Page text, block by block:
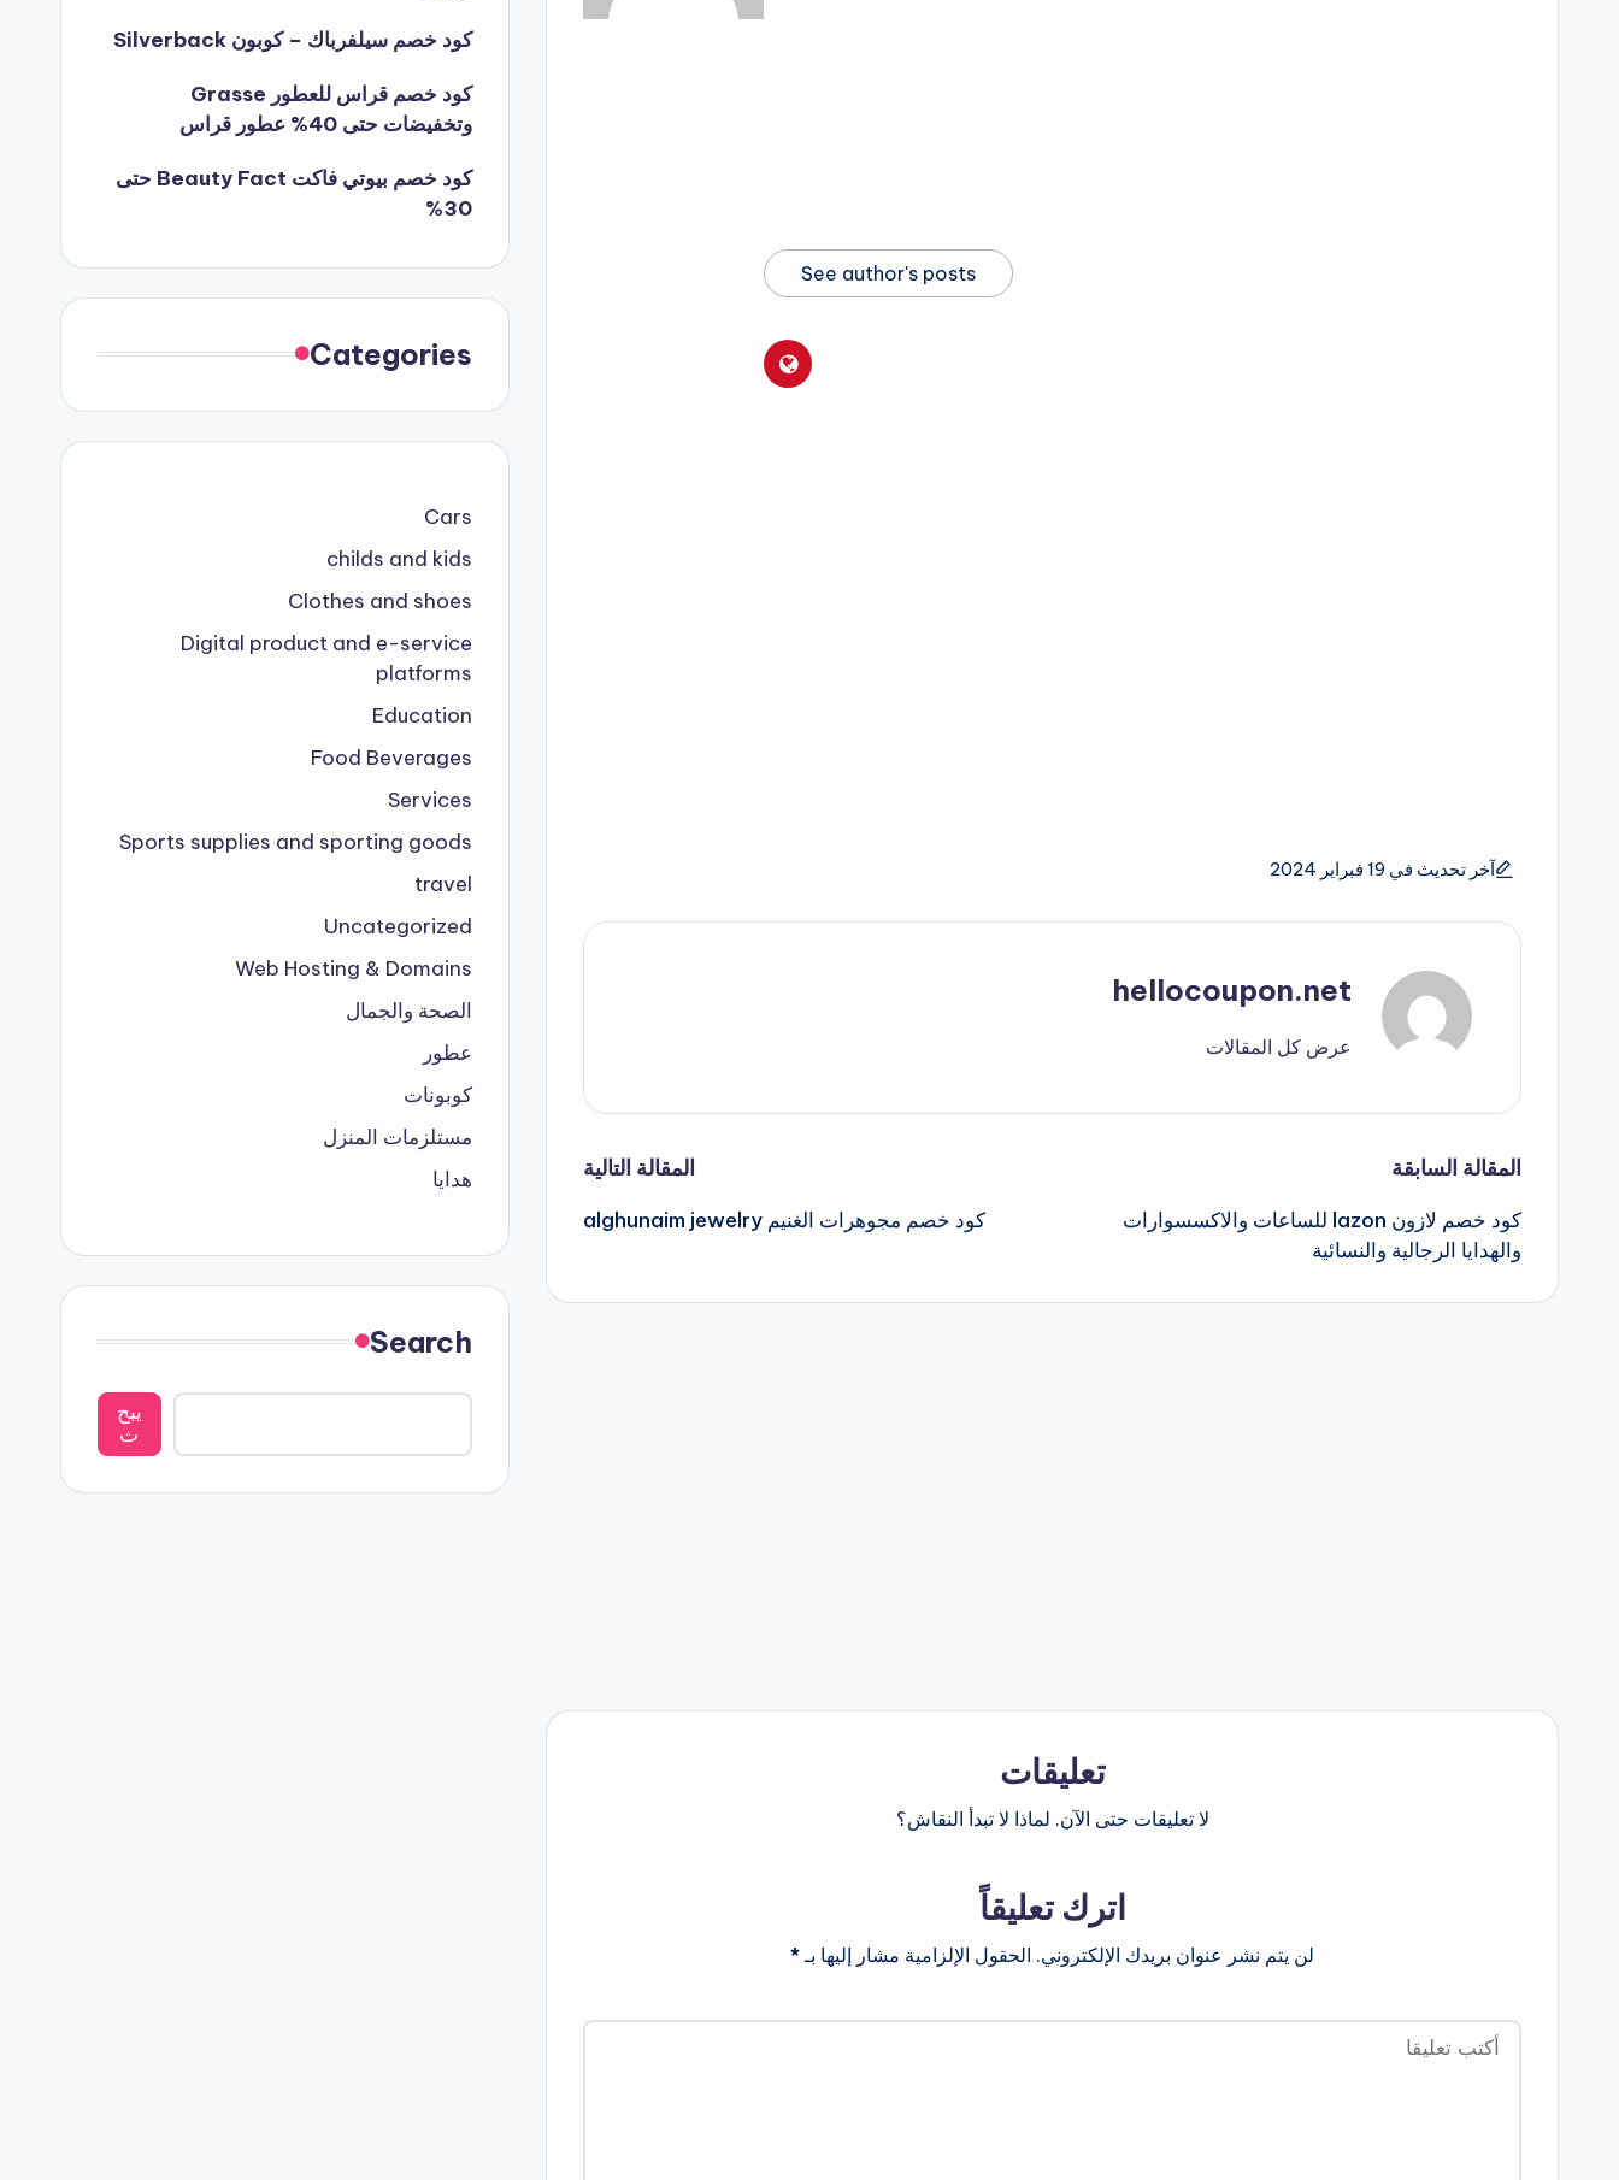
See author's posts
آخر تحديث في 19 فبراير 2024
hellocoupon.net
عرض كل المقالات
تصفّح
المقالات
المقالة السابقة
كود خصم لازون lazon للساعات والاكسسوارات
والهدايا الرجالية والنسائية
المقالة التالية
كود خصم مجوهرات الغنيم alghunaim jewelry
تعليقات
لا تعليقات حتى الآن. لماذا لا تبدأ النقاش؟
اترك تعليقاً
لن يتم نشر عنوان بريدك الإلكتروني. الحقول الإلزامية مشار إليها بـ*
كود خصم سيلفرباك – كوبون Silverback
كود خصم قراس للعطور Grasse
وتخفيضات حتى 40% عطور قراس
كود خصم بيوتي فاكت Beauty Fact حتى
30%
Categories
Cars
childs and kids
Clothes and shoes
Digital product and e-service
platforms
Education
Food Beverages
Services
Sports supplies and sporting goods
travel
Uncategorized
Web Hosting & Domains
الصحة والجمال
عطور
كوبونات
مستلزمات المنزل
هدايا
Search
يبح
ث